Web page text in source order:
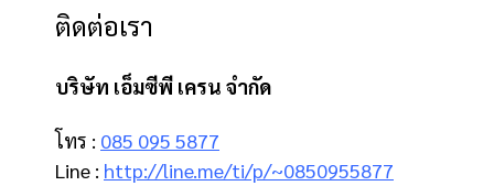
ติดต่อเรา
บริษัท เอ็มซีพี เครน จำกัด
โทร : 085 095 5877
Line : http://line.me/ti/p/~0850955877